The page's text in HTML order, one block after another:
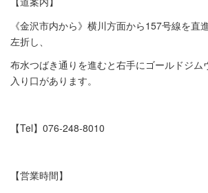
《金沢市内から》横川方面から157号線を直
左折し、
布水つばき通りを進むと右手にゴールドジム
入り口があります。
【Tel】 076-248-8010
【営業時間】